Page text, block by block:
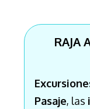
RAJA
Pasaje, las